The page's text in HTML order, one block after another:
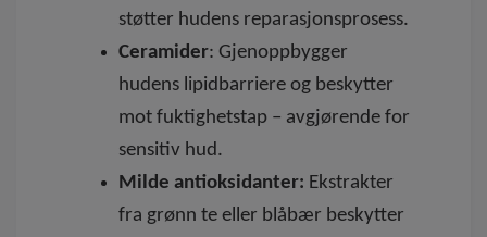
støtter hudens reparasjonsprosess.
Ceramider: Gjenoppbygger
hudens lipidbarriere og beskytter
mot fuktighetstap – avgjørende for
sensitiv hud.
Milde antioksidanter: Ekstrakter
fra grønn te eller blåbær beskytter